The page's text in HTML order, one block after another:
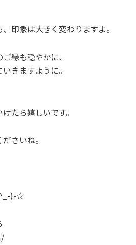
印象は大きく変わりますよ。
縁も穏やかに、
きますように。
たら嬉しいです。
さいね。
)-☆